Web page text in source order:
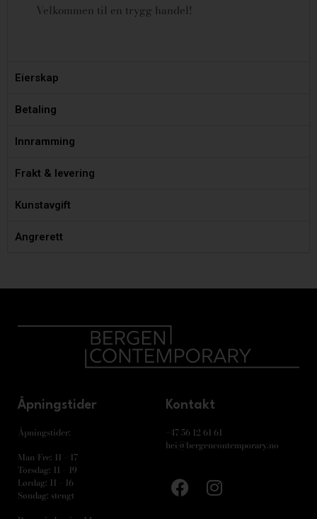
Velkommen til en trygg handel!
Eierskap
Betaling
Innramming
Frakt & levering
Kunstavgift
Angrerett
Åpningstider
Åpningstider:
Man-Fre: 11 – 17
Torsdag: 11 – 19
Lørdag: 11 – 16
Søndag: stengt
Kontakt
+47 56 12 61 61
hei@bergencontemporary.no